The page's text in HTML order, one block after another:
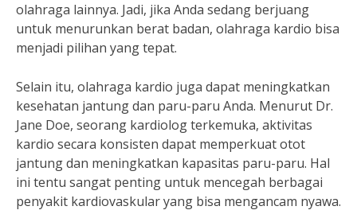
olahraga lainnya. Jadi, jika Anda sedang berjuang
untuk menurunkan berat badan, olahraga kardio bisa
menjadi pilihan yang tepat.
Selain itu, olahraga kardio juga dapat meningkatkan
kesehatan jantung dan paru-paru Anda. Menurut Dr.
Jane Doe, seorang kardiolog terkemuka, aktivitas
kardio secara konsisten dapat memperkuat otot
jantung dan meningkatkan kapasitas paru-paru. Hal
ini tentu sangat penting untuk mencegah berbagai
penyakit kardiovaskular yang bisa mengancam nyawa.